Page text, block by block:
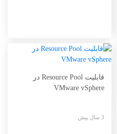
قابلیت Resource Pool در
VMware vSphere